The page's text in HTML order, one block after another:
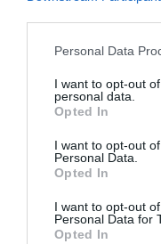
Personal Data
I want to opt-out
personal data.
Opted In
I want to opt-out
Personal Data.
Opted In
I want to opt-out
Personal Data for
Opted In